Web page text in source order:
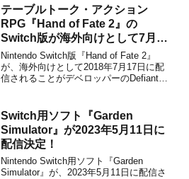
『#妖怪学園Y ～ワイワイ学園生活～』の
魅力を、ぎゅっと詰め込んだクリスマス
特別PVを大公開🎅📺キ...
テーブルトーク・アクション
RPG『Hand of Fate 2』の
Switch版が海外向けとして7月17
日に配信決定！
Nintendo Switch版『Hand of Fate 2』
が、海外向けとして2018年7月17日に配
信されることがデベロッパーのDefiant
coming ...
Switch用ソフト『Garden
Simulator』が2023年5月11日に
配信決定！
Nintendo Switch用ソフト『Garden
Simulator』が、2023年5月11日に配信さ